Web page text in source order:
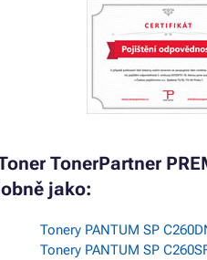
TonerPartner
jako:
Tonery PANTUM SP
Tonery PANTUM SP